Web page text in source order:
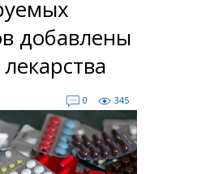
добавлены
0 345